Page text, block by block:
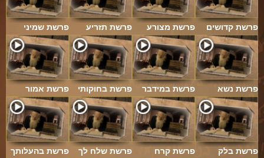
פרשת שמיני פרשת תזריע פרשת מצורע פרשת קדושים
פרשת אמור פרשת בחוקותי פרשת במידבר פרשת נשא
פרשת בהעלותך פרשת שלח לך פרשת קרח פרשת בלק